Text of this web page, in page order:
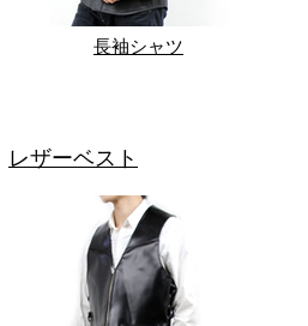
長袖シャツ
レザーベスト